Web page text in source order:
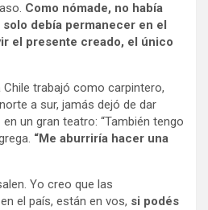
Como nómade, no había
solo debía permanecer en el
el presente creado, el único
Chile trabajó como carpintero,
a sur, jamás dejó de dar
un gran teatro: “También tengo
“Me aburriría hacer una
Yo creo que las
el país, están en vos, si podés